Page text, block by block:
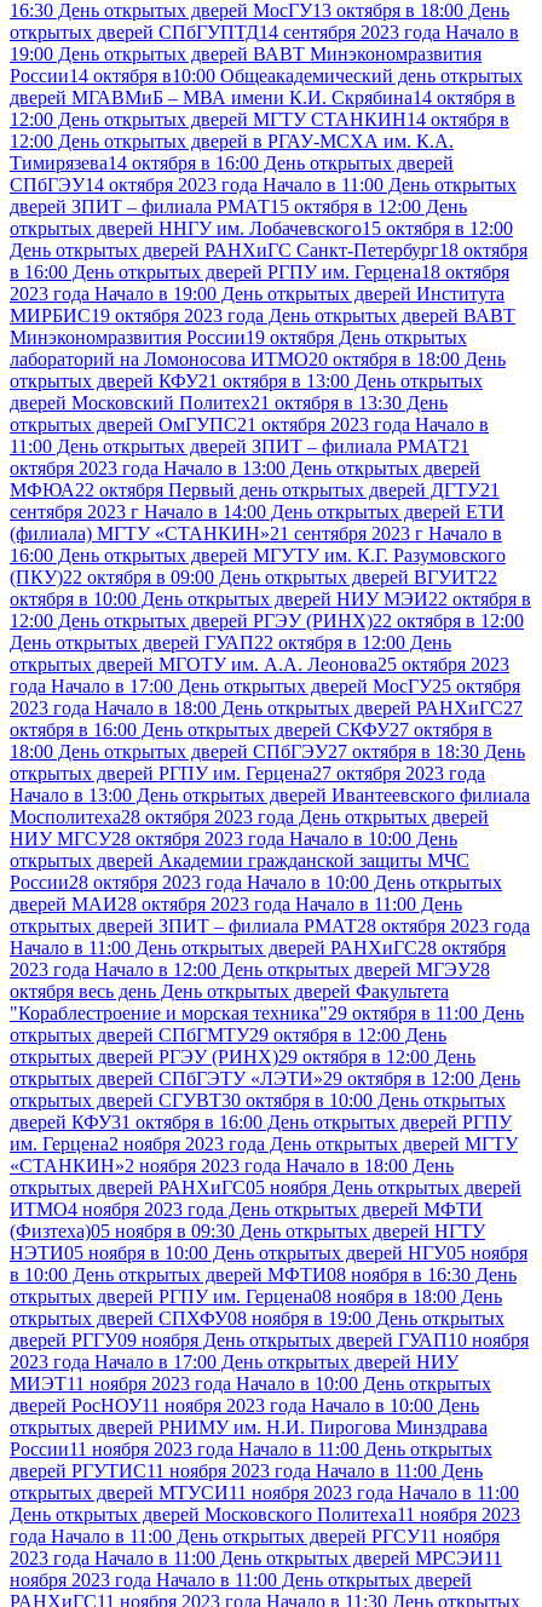
16:30 День открытых дверей МосГУ13 октября в 18:00 День
открытых дверей СПбГУПТД14 сентября 2023 года Начало в
19:00 День открытых дверей ВАВТ Минэкономразвития
России14 октября в10:00 Общеакадемический день открытых
дверей МГАВМиБ – МВА имени К.И. Скрябина14 октября в
12:00 День открытых дверей МГТУ СТАНКИН14 октября в
12:00 День открытых дверей в РГАУ-МСХА им. К.А.
Тимирязева14 октября в 16:00 День открытых дверей
СПбГЭУ14 октября 2023 года Начало в 11:00 День открытых
дверей ЗПИТ – филиала РМАТ15 октября в 12:00 День
открытых дверей ННГУ им. Лобачевского15 октября в 12:00
День открытых дверей РАНХиГС Санкт-Петербург18 октября
в 16:00 День открытых дверей РГПУ им. Герцена18 октября
2023 года Начало в 19:00 День открытых дверей Института
МИРБИС19 октября 2023 года День открытых дверей ВАВТ
Минэкономразвития России19 октября День открытых
лабораторий на Ломоносова ИТМО20 октября в 18:00 День
открытых дверей КФУ21 октября в 13:00 День открытых
дверей Московский Политех21 октября в 13:30 День
открытых дверей ОмГУПС21 октября 2023 года Начало в
11:00 День открытых дверей ЗПИТ – филиала РМАТ21
октября 2023 года Начало в 13:00 День открытых дверей
МФЮА22 октября Первый день открытых дверей ДГТУ21
сентября 2023 г Начало в 14:00 День открытых дверей ЕТИ
(филиала) МГТУ «СТАНКИН»21 сентября 2023 г Начало в
16:00 День открытых дверей МГУТУ им. К.Г. Разумовского
(ПКУ)22 октября в 09:00 День открытых дверей ВГУИТ22
октября в 10:00 День открытых дверей НИУ МЭИ22 октября в
12:00 День открытых дверей РГЭУ (РИНХ)22 октября в 12:00
День открытых дверей ГУАП22 октября в 12:00 День
открытых дверей МГОТУ им. А.А. Леонова25 октября 2023
года Начало в 17:00 День открытых дверей МосГУ25 октября
2023 года Начало в 18:00 День открытых дверей РАНХиГС27
октября в 16:00 День открытых дверей СКФУ27 октября в
18:00 День открытых дверей СПбГЭУ27 октября в 18:30 День
открытых дверей РГПУ им. Герцена27 октября 2023 года
Начало в 13:00 День открытых дверей Ивантеевского филиала
Мосполитеха28 октября 2023 года День открытых дверей
НИУ МГСУ28 октября 2023 года Начало в 10:00 День
открытых дверей Академии гражданской защиты МЧС
России28 октября 2023 года Начало в 10:00 День открытых
дверей МАИ28 октября 2023 года Начало в 11:00 День
открытых дверей ЗПИТ – филиала РМАТ28 октября 2023 года
Начало в 11:00 День открытых дверей РАНХиГС28 октября
2023 года Начало в 12:00 День открытых дверей МГЭУ28
октября весь день День открытых дверей Факультета
"Кораблестроение и морская техника"29 октября в 11:00 День
открытых дверей СПбГМТУ29 октября в 12:00 День
открытых дверей РГЭУ (РИНХ)29 октября в 12:00 День
открытых дверей СПбГЭТУ «ЛЭТИ»29 октября в 12:00 День
открытых дверей СГУВТ30 октября в 10:00 День открытых
дверей КФУ31 октября в 16:00 День открытых дверей РГПУ
им. Герцена2 ноября 2023 года День открытых дверей МГТУ
«СТАНКИН»2 ноября 2023 года Начало в 18:00 День
открытых дверей РАНХиГС05 ноября День открытых дверей
ИТМО4 ноября 2023 года День открытых дверей МФТИ
(Физтеха)05 ноября в 09:30 День открытых дверей НГТУ
НЭТИ05 ноября в 10:00 День открытых дверей НГУ05 ноября
в 10:00 День открытых дверей МФТИ08 ноября в 16:30 День
открытых дверей РГПУ им. Герцена08 ноября в 18:00 День
открытых дверей СПХФУ08 ноября в 19:00 День открытых
дверей РГГУ09 ноября День открытых дверей ГУАП10 ноября
2023 года Начало в 17:00 День открытых дверей НИУ
МИЭТ11 ноября 2023 года Начало в 10:00 День открытых
дверей РосНОУ11 ноября 2023 года Начало в 10:00 День
открытых дверей РНИМУ им. Н.И. Пирогова Минздрава
России11 ноября 2023 года Начало в 11:00 День открытых
дверей РГУТИС11 ноября 2023 года Начало в 11:00 День
открытых дверей МТУСИ11 ноября 2023 года Начало в 11:00
День открытых дверей Московского Политеха11 ноября 2023
года Начало в 11:00 День открытых дверей РГСУ11 ноября
2023 года Начало в 11:00 День открытых дверей МРСЭИ11
ноября 2023 года Начало в 11:00 День открытых дверей
РАНХиГС11 ноября 2023 года Начало в 11:30 День открытых